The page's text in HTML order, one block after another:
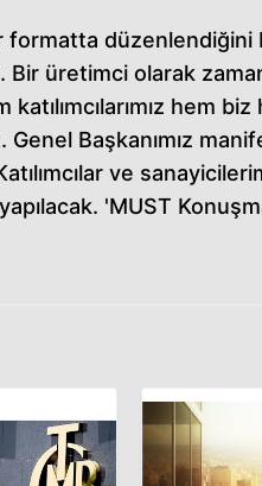
formatta düzenlendiğini
üretimci olarak
hem
Genel Başkanımız
ve
'MUST